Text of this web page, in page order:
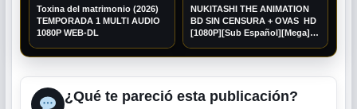
Toxina del matrimonio (2026)
TEMPORADA 1 MULTI AUDIO
1080P WEB-DL
NUKITASHI THE ANIMATION
BD SIN CENSURA + OVAS HD
[1080P][Sub Español][Mega]
¿Qué te pareció esta publicación?